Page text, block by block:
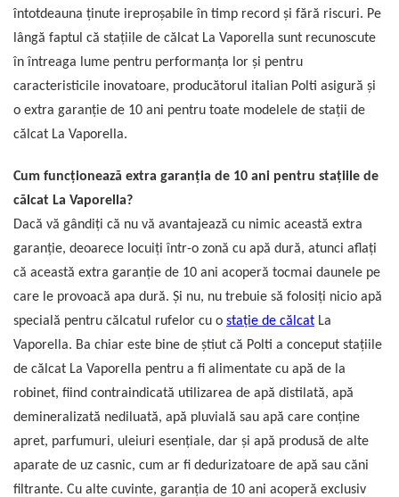
întotdeauna ținute ireproșabile în timp record și fără riscuri. Pe
lângă faptul că stațiile de călcat La Vaporella sunt recunoscute
în întreaga lume pentru performanța lor și pentru
caracteristicile inovatoare, producătorul italian Polti asigură și
o extra garanție de 10 ani pentru toate modelele de stații de
călcat La Vaporella.
Cum funcționează extra garanția de 10 ani pentru stațiile de
călcat La Vaporella?
Dacă vă gândiți că nu vă avantajează cu nimic această extra
garanție, deoarece locuiți într-o zonă cu apă dură, atunci aflați
că această extra garanție de 10 ani acoperă tocmai daunele pe
care le provoacă apa dură. Și nu, nu trebuie să folosiți nicio apă
specială pentru călcatul rufelor cu o stație de călcat La
Vaporella. Ba chiar este bine de știut că Polti a conceput stațiile
de călcat La Vaporella pentru a fi alimentate cu apă de la
robinet, fiind contraindicată utilizarea de apă distilată, apă
demineralizată nediluată, apă pluvială sau apă care conține
apret, parfumuri, uleiuri esențiale, dar și apă produsă de alte
aparate de uz casnic, cum ar fi dedurizatoare de apă sau căni
filtrante. Cu alte cuvinte, garanția de 10 ani acoperă exclusiv